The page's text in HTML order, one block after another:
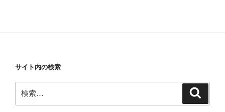
サイト内の検索
索: